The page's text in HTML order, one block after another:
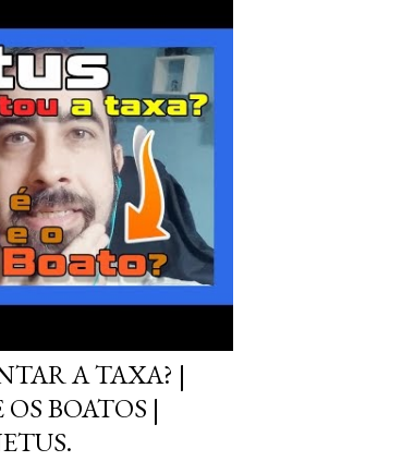
A TAXA? |
BOATOS |